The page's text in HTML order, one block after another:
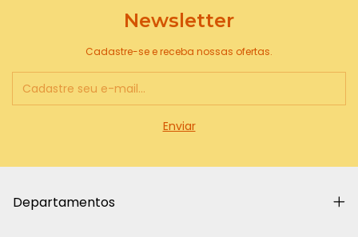
Newsletter
Cadastre-se e receba nossas ofertas.
Departamentos